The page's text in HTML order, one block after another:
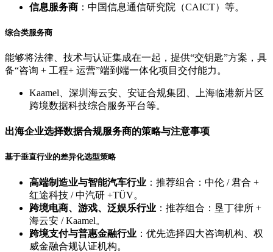
信息服务商 ：中国信息通信研究院（CAICT）等。
综合类服务商
能够将法律、技术与认证集成在一起，提供“交钥匙”方案，具
备“咨询 + 工程+ 运营”端到端一体化项目交付能力。
Kaamel、深圳海云安、安证合规集团、上海临港新片区
跨境数据科技综合服务平台等。
出海企业选择数据合规服务商的策略与注意事项
基于垂直行业的差异化选型策略
高端制造业与智能汽车行业 ：推荐组合：中伦 / 君合 +
红途科技 / 中汽研 +TÜV。
跨境电商、游戏、泛娱乐行业 ：推荐组合：垦丁律所 +
海云安 / Kaamel。
跨境支付与普惠金融行业 ：优先选择四大咨询机构、权
威金融合规认证机构。